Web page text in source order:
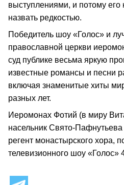
выступлениями, и потому
назвать редкостью.
Победитель шоу «Голос» и
православной церкви
суд публике весьма яркую
известные романсы и песни
включая знаменитые хиты
разных лет.
Иеромонах Фотий (в миру
насельник Свято-
регент монастырского хора,
телевизионного шоу «Голос»